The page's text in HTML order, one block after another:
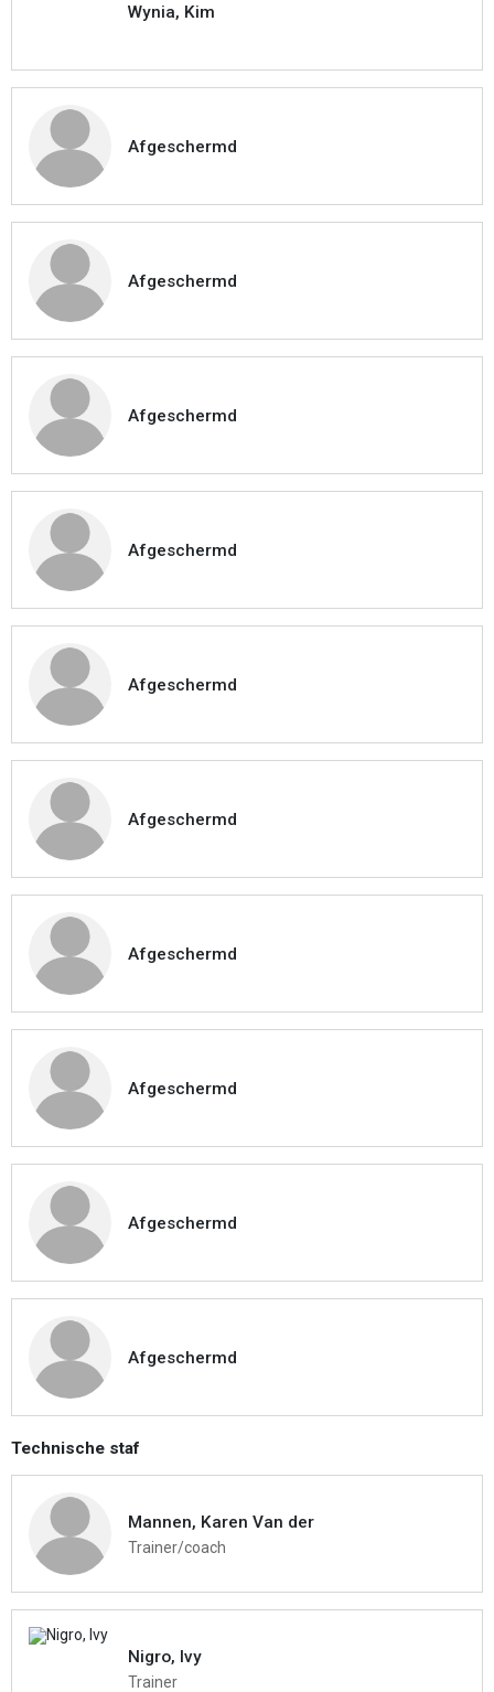
Wynia, Kim
Afgeschermd
Afgeschermd
Afgeschermd
Afgeschermd
Afgeschermd
Afgeschermd
Afgeschermd
Afgeschermd
Afgeschermd
Afgeschermd
Technische staf
Mannen, Karen Van der
Trainer/coach
Nigro, Ivy
Trainer